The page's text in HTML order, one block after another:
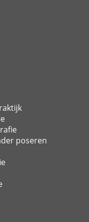
poseren